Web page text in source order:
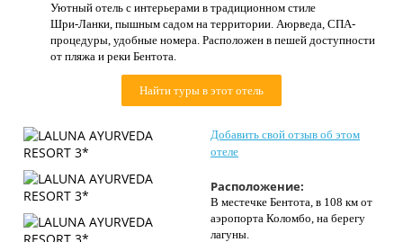
Страны
Как купить
Контакты
Уютный отель с интерьерами в традиционном стиле
Шри-Ланки, пышным садом на территории. Аюрведа, СПА-
процедуры, удобные номера. Расположен в пешей доступности
от пляжа и реки Бентота.
Найти туры в этот отель
Добавить свой отзыв об этом
отеле
Расположение:
В местечке Бентота, в 108 км от
аэропорта Коломбо, на берегу
лагуны.